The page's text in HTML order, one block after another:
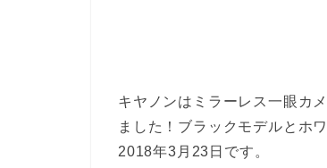
キヤノンはミラーレス一眼カ
ました！ブラックモデルとホ
2018年3月23日です。